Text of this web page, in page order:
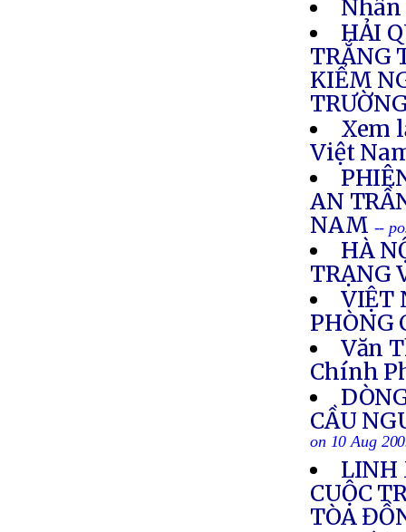
Nhân
HẢI
TRẮNG
KIỂM
Xem
Việt
AN
NAM --
HÀ
TRẠNG
VIỆT
PHÒNG
Văn
Chính
CẦU
on 10 Aug
LINH
CUỘC
TÒA